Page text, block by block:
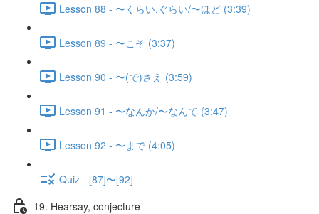
Lesson 88 - 〜くらい,ぐらい/〜ほど (3:39)
Lesson 89 - 〜こそ (3:37)
Lesson 90 - 〜(で)さえ (3:59)
Lesson 91 - 〜なんか/〜なんて (3:47)
Lesson 92 - 〜まで (4:05)
Quiz - [87]〜[92]
19. Hearsay, conjecture